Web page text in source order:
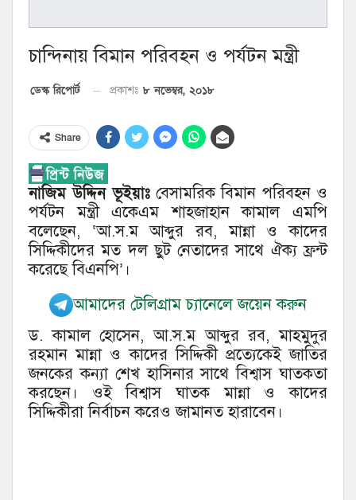
চান্দিনায় বিমান পরিবহন ও পর্যটন মন্ত্রী
ডেস্ক রিপোর্ট প্রকাশঃ ৮ নভেম্বর, ২০১৮
Share
নাজিম উদ্দিন ভূইয়াঃবেসামরিক বিমান পরিবহন ও
পর্যটন মন্ত্রী একেএম শাহজাহান কামাল এমপি
বলেছেন, ‘আ.স.ম আব্দুর রব, মান্না ও কাদের
সিদ্দিকীদের মত দল ছুট নেতাদের সাথে ঐক্য ফ্রন্ট
করেছে বিএনপি’।
আমাদের টেলিগ্রাম চ্যানেলে জয়েন করুন
ড. কামাল হোসেন, আ.স.ম আব্দুর রব, মাহমুদুর
রহমান মান্না ও কাদের সিদ্দিকী প্রত্যেকেই জাতির
জনকের কন্যা শেখ হাসিনার সাথে বিশ্বাস ঘাতকতা
করছেন। ওই বিশ্বাস ঘাতক মান্না ও কাদের
সিদ্দিকীরা নির্বাচন করেও জামানত হারাবেন।